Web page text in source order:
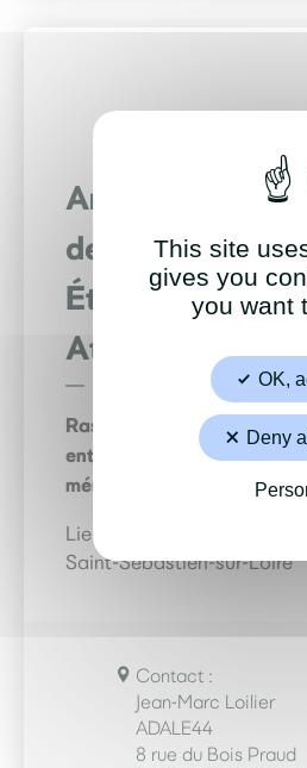
Amicale
des Anciens de
Étrangère de
Atlantique
Rassemblement d’anciens
entretenir l’amitié et
mémoire
Lieu d’activité :
Saint-Sébastien-sur-Loire
Contact :
Jean-Marc Loilier
ADALE44
8 rue du Bois Praud
This site
gives you
you want
OK,
Deny